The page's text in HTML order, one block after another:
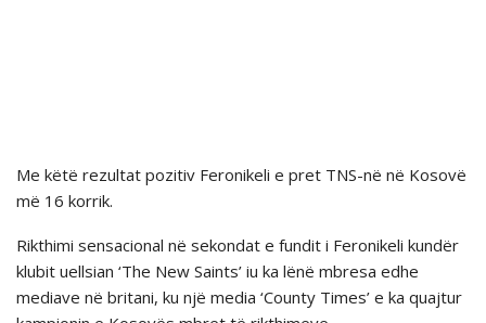
Me këtë rezultat pozitiv Feronikeli e pret TNS-në në Kosovë
më 16 korrik.
Rikthimi sensacional në sekondat e fundit i Feronikeli kundër
klubit uellsian ‘The New Saints’ iu ka lënë mbresa edhe
mediave në britani, ku një media ‘County Times’ e ka quajtur